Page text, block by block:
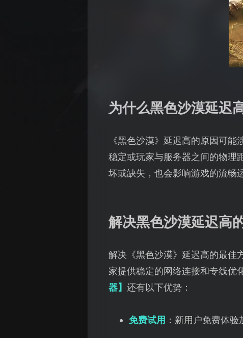
为什么黑色沙漠延迟
《黑色沙漠》延迟高的原因可
稳定或玩家与服务器之间的物理
坏或缺失，也会影响游戏的流畅
解决黑色沙漠延迟高
解决《黑色沙漠》延迟高的最佳
家提供稳定的网络连接和专线优
器】 还有以下优势：
免费试用 ：新用户免费体验